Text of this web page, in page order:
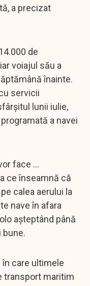
a precizat
de
voiajul său a
înainte.
servicii
lunii iulie,
a navei
face ...
ce înseamnă că
calea aerului la
nave în afara
așteptând până
bune.
care ultimele
transport maritim